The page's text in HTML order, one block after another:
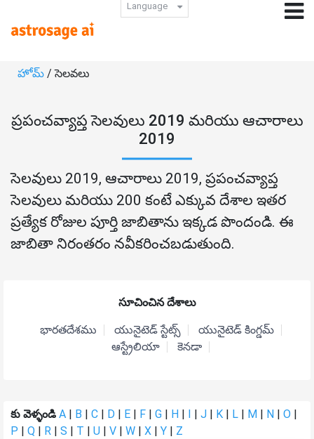
Language
హోమ్ / సెలవలు
ప్రపంచవ్యాప్త సెలవులు 2019 మరియు ఆచారాలు
2019
సెలవులు 2019, ఆచారాలు 2019, ప్రపంచవ్యాప్త
సెలవులు మరియు 200 కంటే ఎక్కువ దేశాల ఇతర
ప్రత్యేక రోజుల పూర్తి జాబితాను ఇక్కడ పొందండి. ఈ
జాబితా నిరంతరం నవీకరించబడుతుంది.
సూచించిన దేశాలు
భారతదేశము యునైటెడ్ స్టేట్స్
యునైటెడ్ కింగ్డమ్
ఆస్ట్రేలియా
కెనడా
కు వెళ్ళండి A | B | C | D | E | F | G | H | I | J | K | L | M | N | O |
P | Q | R | S | T | U | V | W | X | Y | Z